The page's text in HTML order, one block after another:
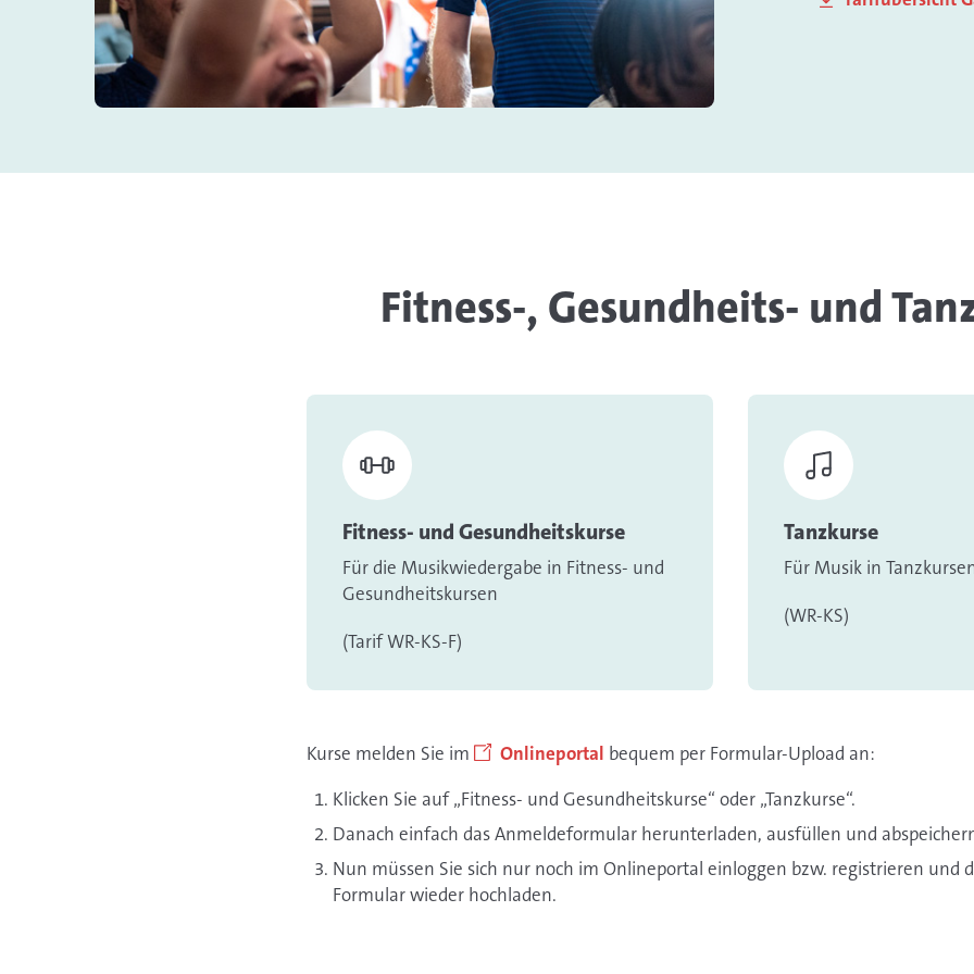
Fitness-, Gesundheits- und
Fitness- und Gesundheitskurse
Für die Musikwiedergabe in Fitness- und
Gesundheitskursen
(Tarif WR-KS-F)
Tanzkurse
Für Musik in
(WR-KS)
Kurse melden Sie im Onlineportal bequem per Formular-Upload an:
Klicken Sie auf „Fitness- und Gesundheitskurse“ oder „Tanzkurse“.
Danach einfach das Anmeldeformular herunterladen, ausfüllen und
Nun müssen Sie sich nur noch im Onlineportal einloggen bzw. registrieren und
Formular wieder hochladen.